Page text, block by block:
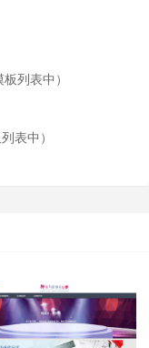
列表中）
中）